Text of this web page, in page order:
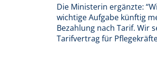
Die Ministerin ergänzte:
wichtige Aufgabe künftig
Bezahlung nach Tarif. Wir
Tarifvertrag für